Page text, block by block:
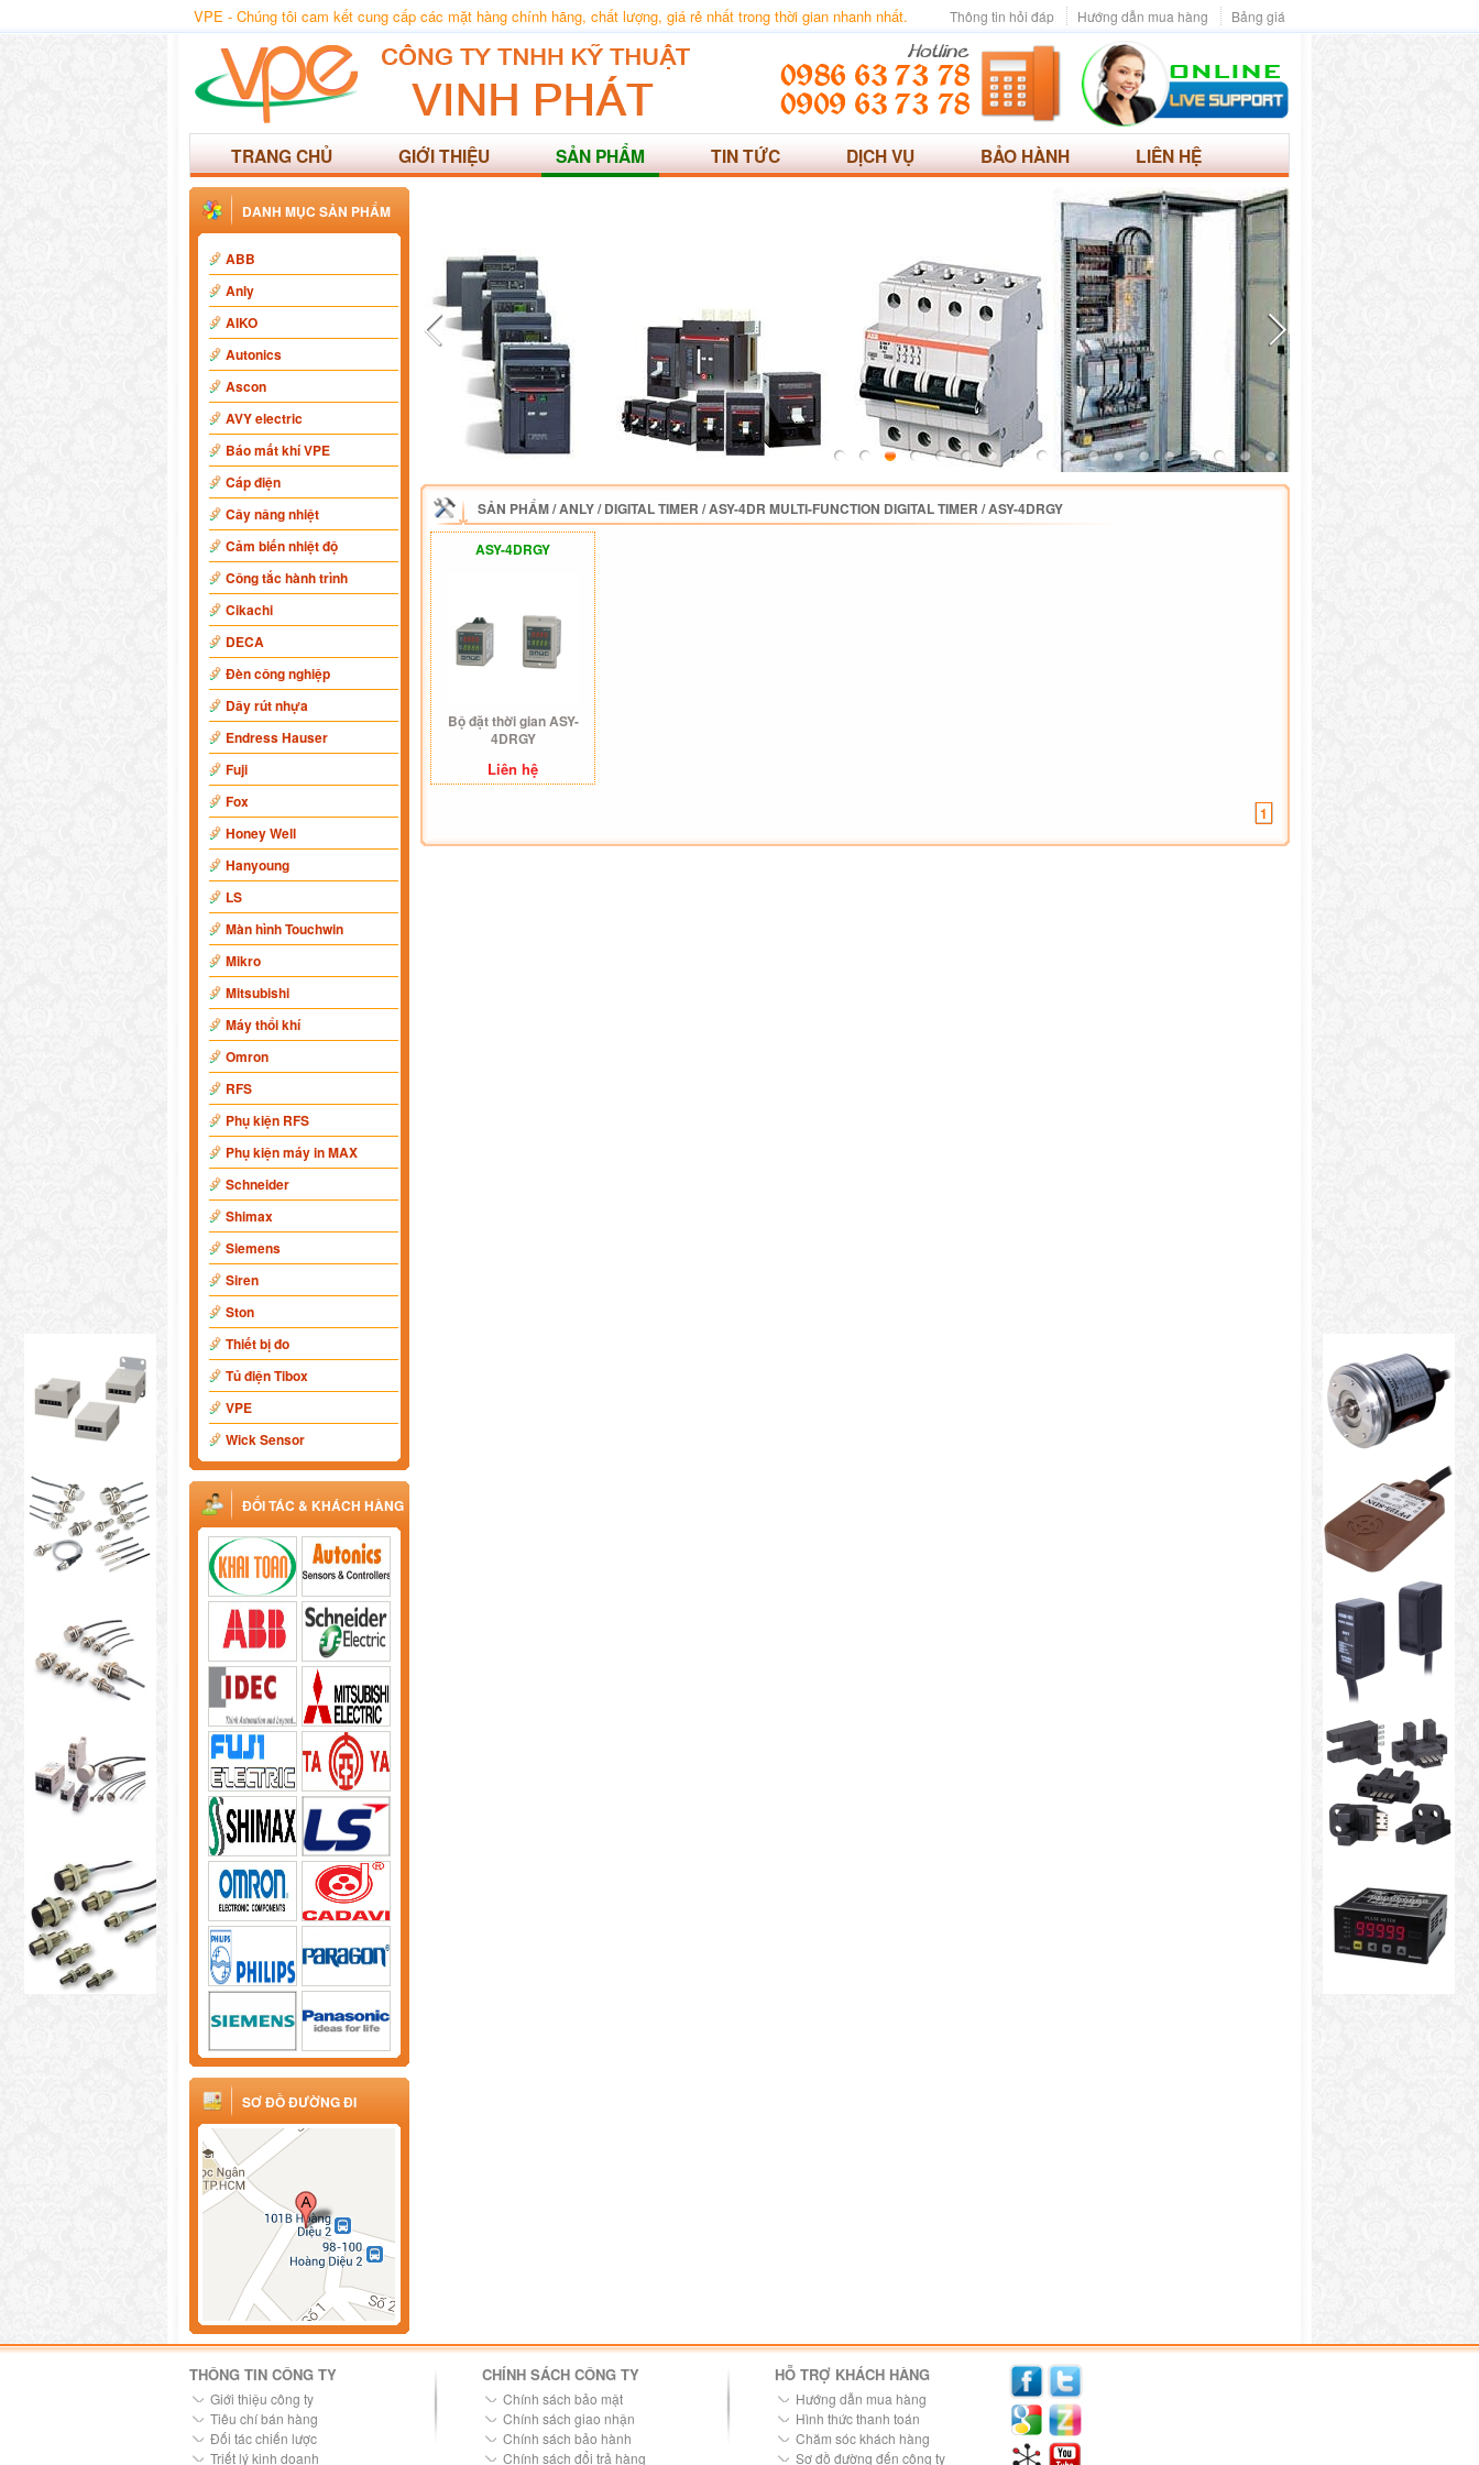
VPE - Chúng tôi cam kết cung cấp các mặt hàng chính hãng, chất lượng, giá rẻ nhất trong thời gian nhanh nhất. Bảng giá
Hướng dẫn mua hàng
Thông tin hỏi đáp
TRANG CHỦ GIỚI THIỆU SẢN PHẨM TIN TỨC DỊCH VỤ BẢO HÀNH LIÊN HỆ
DANH MỤC SẢN PHẨM
ABB
Anly
AIKO
Autonics
Ascon
AVY electric
Báo mất khí VPE
Cáp điện
Cây nâng nhiệt
Cảm biến nhiệt độ
Công tắc hành trình
Cikachi
DECA
Đèn công nghiệp
Dây rút nhựa
Endress Hauser
Fuji
Fox
Honey Well
Hanyoung
LS
Màn hình Touchwin
Mikro
Mitsubishi
Máy thổi khí
Omron
RFS
Phụ kiện RFS
Phụ kiện máy in MAX
Schneider
Shimax
Siemens
Siren
Ston
Thiết bị đo
Tủ điện Tibox
VPE
Wick Sensor
ĐỐI TÁC & KHÁCH HÀNG
SƠ ĐỒ ĐƯỜNG ĐI
SẢN PHẨM/ANLY/DIGITAL TIMER /ASY-4DR MULTI-FUNCTION DIGITAL TIMER /ASY-4DRGY
ASY-4DRGY
Bộ đặt thời gian ASY-
4DRGY
Liên hệ
1
THÔNG TIN CÔNG TY
Giới thiệu công ty
Tiêu chí bán hàng
Đối tác chiến lược
Triết lý kinh doanh
CHÍNH SÁCH CÔNG TY
Chính sách bảo mật
Chính sách giao nhận
Chính sách bảo hành
Chính sách đổi trả hàng
HỖ TRỢ KHÁCH HÀNG
Hướng dẫn mua hàng
Hình thức thanh toán
Chăm sóc khách hàng
Sơ đồ đường đến công ty